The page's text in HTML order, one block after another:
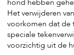
hond hebben
Het verwijderen
voorkomen dat de
speciale
voorzichtig uit de